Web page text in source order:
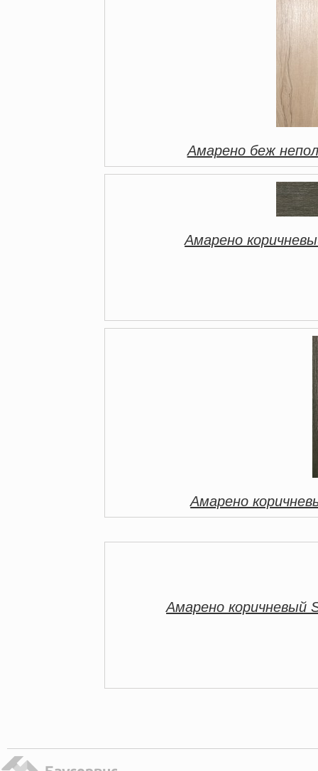
Амарено беж
Амарено
Амарено
Амарено коричневый